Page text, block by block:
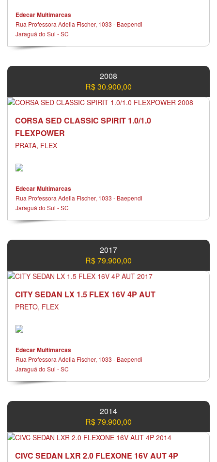
Edecar Multimarcas
Rua Professora Adelia Fischer, 1033 - Baependi
Jaraguá do Sul - SC
2008
R$ 30.900,00
CORSA SED CLASSIC SPIRIT 1.0/1.0
FLEXPOWER
PRATA, FLEX
Edecar Multimarcas
Rua Professora Adelia Fischer, 1033 - Baependi
Jaraguá do Sul - SC
2017
R$ 79.900,00
CITY SEDAN LX 1.5 FLEX 16V 4P AUT
PRETO, FLEX
Edecar Multimarcas
Rua Professora Adelia Fischer, 1033 - Baependi
Jaraguá do Sul - SC
2014
R$ 79.900,00
CIVC SEDAN LXR 2.0 FLEXONE 16V AUT 4P